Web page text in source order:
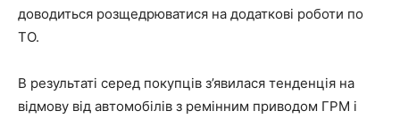
доводиться розщедрюватися на додаткові роботи по
ТО.
В результаті серед покупців з’явилася тенденція на
відмову від автомобілів з ремінним приводом ГРМ і